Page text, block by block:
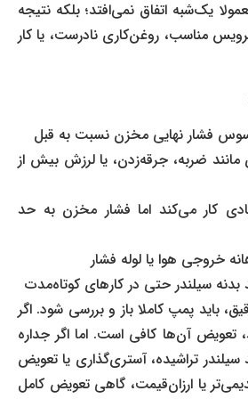
یک‌شبه اتفاق نمی‌افتد؛ بلکه نتیجه
مناسب، روغن‌کاری نادرست، یا کار
فشار نهایی مخزن نسبت به قبل
ضربه، جرقه‌زدن، یا لرزش بیش از
کار می‌کند اما فشار مخزن به حد
خروجی هوا یا لوله فشار
سیلندر حتی در کارهای کوتاه‌مدت
باید پمپ کاملا باز و بررسی شود. اگر
تعویض آن‌ها کافی است. اما اگر جداره
سیلندر تراشیده، آستری‌گذاری یا تعویض
یا ارزان‌قیمت، گاهی تعویض کامل